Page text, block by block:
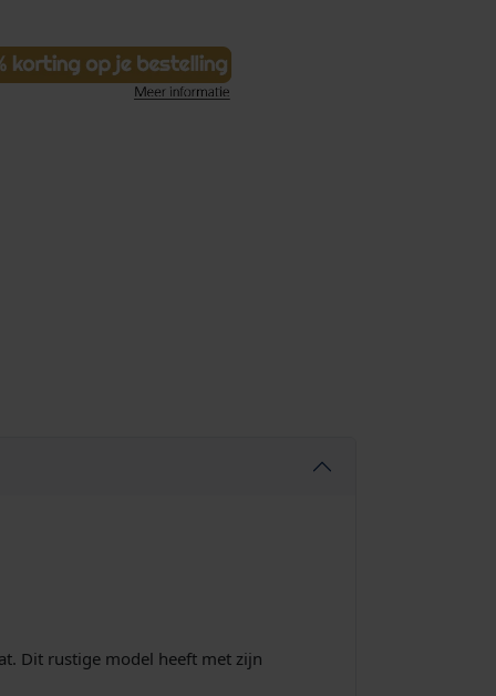
Dit rustige model heeft met zijn